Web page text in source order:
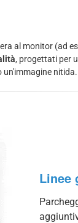
al monitor (ad
, progettati per
un'immagine nitida.
Linee